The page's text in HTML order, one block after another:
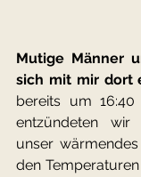
Mutige Männer
sich mit mir dort
bereits um
entzündeten
unser
den